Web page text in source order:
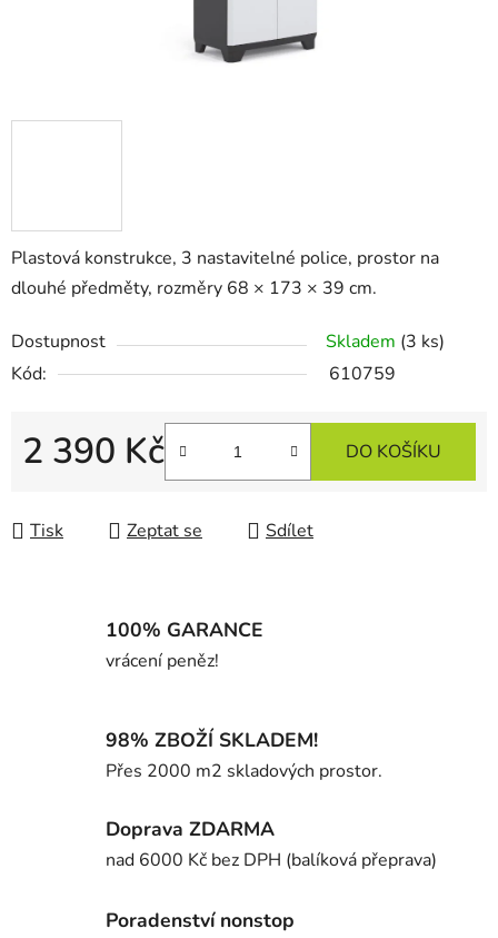
Plastová konstrukce, 3 nastavitelné police, prostor na
dlouhé předměty, rozměry 68 × 173 × 39 cm.
Dostupnost Skladem (3 ks)
Kód:
610759
2 390 Kč DO KOŠÍKU
Tisk Zeptat se Sdílet
100% GARANCE
vrácení peněz!
98% ZBOŽÍ SKLADEM!
Přes 2000 m2 skladových prostor.
Doprava ZDARMA
nad 6000 Kč bez DPH (balíková přeprava)
Poradenství nonstop